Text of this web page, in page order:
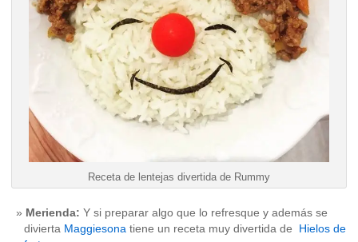
Receta de lentejas divertida de Rummy
Merienda: Y si preparar algo que lo refresque y además se
divierta Maggiesona tiene un receta muy divertida de Hielos de